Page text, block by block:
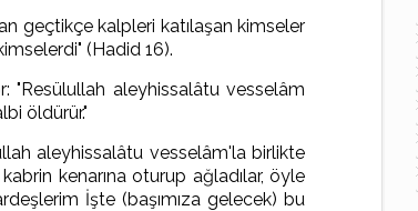
geçtikçe kalpleri katılaşan kimseler
(Hadid 16).
"Resülullah aleyhissalâtu vesselâm
öldürür."
aleyhissalâtu vesselâm'la birlikte
kenarına oturup ağladılar, öyle
İşte (başımıza gelecek) bu